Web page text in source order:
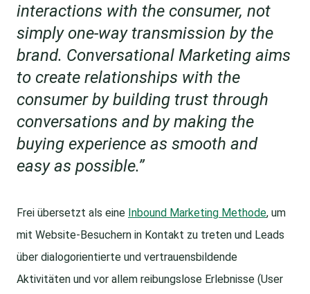
interactions with the consumer, not
simply one-way transmission by the
brand. Conversational Marketing aims
to create relationships with the
consumer by building trust through
conversations and by making the
buying experience as smooth and
easy as possible.”
Frei übersetzt als eine Inbound Marketing Methode, um
mit Website-Besuchern in Kontakt zu treten und Leads
über dialogorientierte und vertrauensbildende
Aktivitäten und vor allem reibungslose Erlebnisse (User